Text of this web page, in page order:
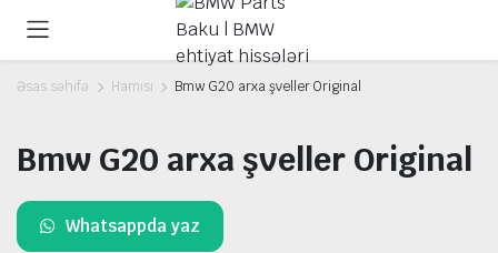
Əsas səhifə Hamısı Bmw G20 arxa şveller Original
Bmw G20 arxa şveller Original
Whatsappda yaz